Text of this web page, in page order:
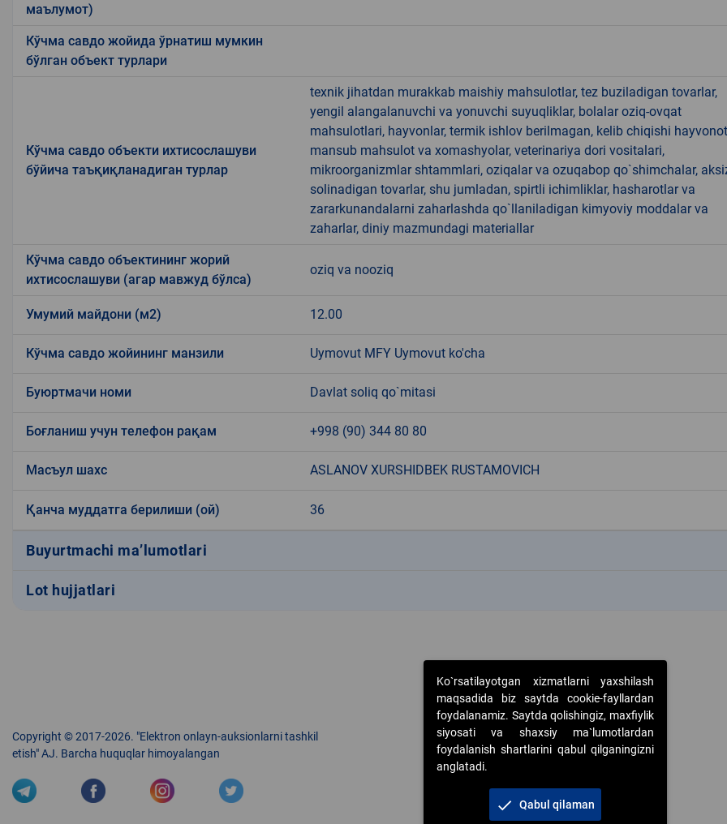
маълумот)
Кўчма савдо жойида ўрнатиш мумкин
бўлган объект турлари
Кўчма савдо объекти ихтисослашуви
бўйича таъқиқланадиган турлар
texnik jihatdan murakkab maishiy mahsulotlar, tez buziladigan tovarlar,
yengil alangalanuvchi va yonuvchi suyuqliklar, bolalar oziq-ovqat
mahsulotlari, hayvonlar, termik ishlov berilmagan, kelib chiqishi
mansub mahsulot va xomashyolar, veterinariya dori vositalari,
mikroorganizmlar shtammlari, oziqalar va ozuqabop qo`shimchalar,
solinadigan tovarlar, shu jumladan, spirtli ichimliklar, hasharotlar va
zararkunandalarni zaharlashda qo`llaniladigan kimyoviy moddalar va
zaharlar, diniy mazmundagi materiallar
Кўчма савдо объектининг жорий
ихтисослашуви (агар мавжуд бўлса)
oziq va nooziq
Умумий майдони (м2) 12.00
Кўчма савдо жойининг манзили Uymovut MFY Uymovut ko'cha
Буюртмачи номи Davlat soliq qo`mitasi
Боғланиш учун телефон рақам +998 (90) 344 80 80
Масъул шахс ASLANOV XURSHIDBEK RUSTAMOVICH
Қанча муддатга берилиши (ой) 36
Buyurtmachi ma’lumotlari
Lot hujjatlari
Copyright © 2017-2026. "Elektron onlayn-auksionlarni tashkil
etish" AJ. Barcha huquqlar himoyalangan
Ko`rsatilayotgan xizmatlarni yaxshilash
maqsadida biz saytda cookie-fayllardan
foydalanamiz. Saytda qolishingiz, maxfiylik
siyosati va shaxsiy ma`lumotlardan
foydalanish shartlarini qabul qilganingizni
anglatadi.
check Qabul qilaman